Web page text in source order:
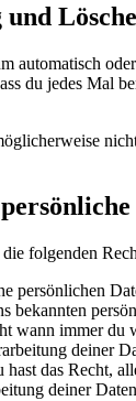
automatisch
du jedes
folgenden
persönlichen
bekannten
wann immer du
deiner
das Recht,
deiner